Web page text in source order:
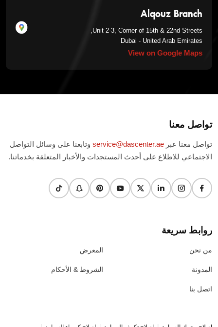
Alqouz Branch
Unit 2-3, Corner of 15th & 22nd Streets,
Dubai - United Arab Emirates
View on Google Maps
تواصل معنا
تواصل معنا عبر service@dascenter.ae وتابعنا على وسائل التواصل
الاجتماعي للاطلاع على أحدث المستجدات والأخبار المتعلقة بخدماتنا.
روابط سريعة
من نحن
المدونة
اتصل بنا
المعرض
الشروط & الأحكام